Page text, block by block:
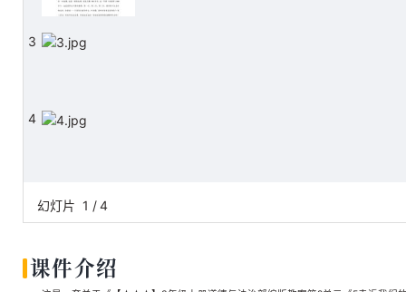
3
4
幻灯片 1 / 4
课件介绍